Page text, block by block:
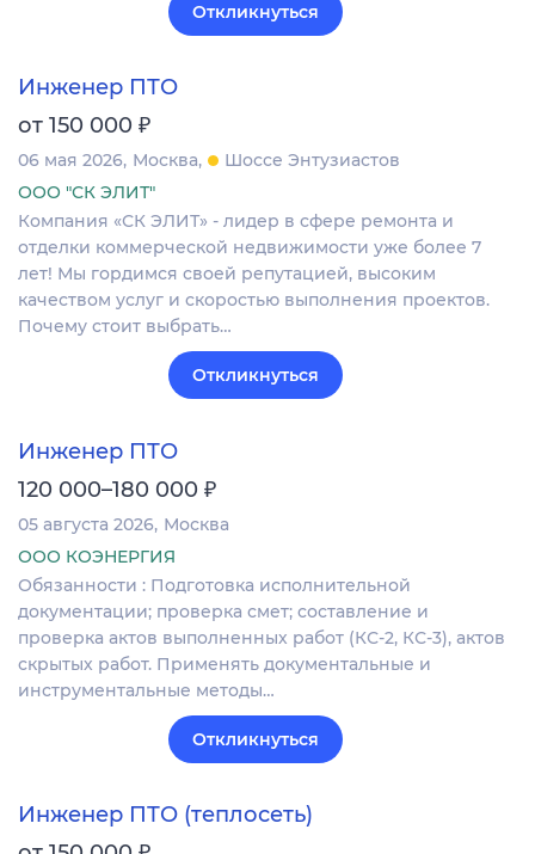
Откликнуться
Инженер ПТО
от 150 000 ₽
06 мая 2026 Москва
Шоссе Энтузиастов
ООО "СК ЭЛИТ"
Компания «СК ЭЛИТ» - лидер в сфере ремонта и
отделки коммерческой недвижимости уже более 7
лет! Мы гордимся своей репутацией, высоким
качеством услуг и скоростью выполнения проектов.
Почему стоит выбрать…
Откликнуться
Инженер ПТО
120 000–180 000 ₽
05 августа 2026 Москва
ООО КОЭНЕРГИЯ
Обязанности : Подготовка исполнительной
документации; проверка смет; составление и
проверка актов выполненных работ (КС-2, КС-3), актов
скрытых работ. Применять документальные и
инструментальные методы…
Откликнуться
Инженер ПТО (теплосеть)